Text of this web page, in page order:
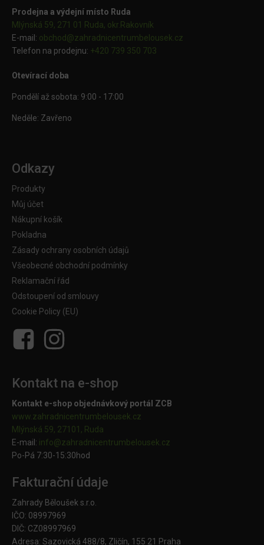
Prodejna a výdejní místo Ruda
Mlýnská 59, 271 01 Ruda, okr.Rakovník
E-mail: obchod@zahradnicentrumbelousek.cz
Telefon na prodejnu: +420 739 350 703
Otevírací doba
Pondělí až sobota: 9:00 - 17:00
Neděle: Zavřeno
Odkazy
Produkty
Můj účet
Nákupní košík
Pokladna
Zásady ochrany osobních údajů
Všeobecné obchodní podmínky
Reklamační řád
Odstoupení od smlouvy
Cookie Policy (EU)
Kontakt na e-shop
Kontakt e-shop objednávkový portál ZCB
www.zahradnicentrumbelousek.cz
Mlýnská 59, 27101, Ruda
E-mail: info@zahradnicentrumbelousek. cz
Po-Pá 7:30-15:30hod
Fakturační údaje
Zahrady Běloušek s.r.o.
IČO: 08997969
DIČ: CZ08997969
Adresa: Sazovická 488/8, Zličín, 155 21 Praha